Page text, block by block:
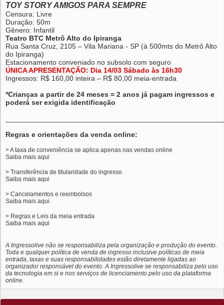
TOY STORY AMIGOS PARA SEMPRE
Censura: Livre
Duração: 50m
Gênero: Infantil
Teatro BTC Metrô Alto do Ipiranga
Rua Santa Cruz, 2105 – Vila Mariana - SP (à 500mts do Metrô Alto
do Ipiranga)
Estacionamento conveniado no subsolo com seguro
ÚNICA APRESENTAÇÃO: Dia 14/03 Sábado às 16h30
Ingressos: R$ 160,00 inteira – R$ 80,00 meia-entrada
*Crianças a partir de 24 meses = 2 anos já pagam ingressos e
poderá ser exigida identificação
Regras e orientações da venda online:
> A taxa de conveniência se aplica apenas nas vendas online
Saiba mais aqui
> Transferência de titularidade do ingresso
Saiba mais aqui
> Cancelamentos e reembolsos
Saiba mais aqui
> Regras e Leis da meia entrada
Saiba mais aqui
A Ingressolive não se responsabiliza pela organização e produção do evento.
Toda e qualquer política de venda de ingresso inclusive políticas de meia
entrada, taxas e suas responsabilidades estão diretamente ligadas ao
organizador responsável do evento. A Ingressolive se responsabiliza pelo uso
da tecnologia em si e nos serviços de licenciamento pelo uso da plataforma
online.